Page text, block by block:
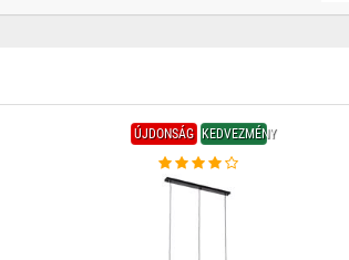
ÚJDONSÁG KEDVEZMÉNY